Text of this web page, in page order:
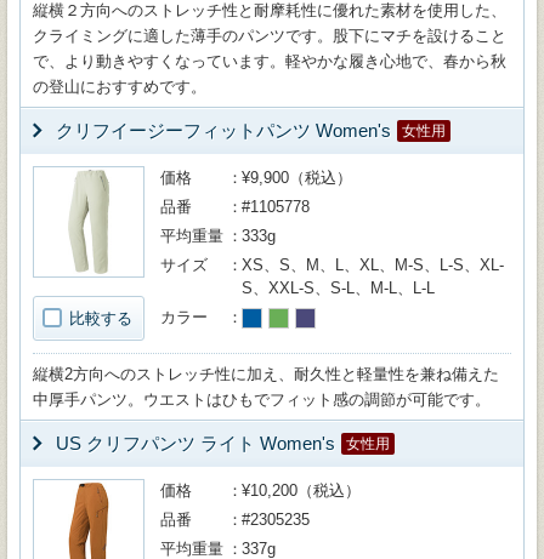
縦横２方向へのストレッチ性と耐摩耗性に優れた素材を使用した、
クライミングに適した薄手のパンツです。股下にマチを設けること
で、より動きやすくなっています。軽やかな履き心地で、春から秋
の登山におすすめです。
クリフイージーフィットパンツ Women's 女性用
比較する
価格
¥9,900（税込）
品番
#1105778
平均重量
333g
サイズ
XS、S、M、L、XL、M-S、L-S、XL-
S、XXL-S、S-L、M-L、L-L
カラー
縦横2方向へのストレッチ性に加え、耐久性と軽量性を兼ね備えた
中厚手パンツ。ウエストはひもでフィット感の調節が可能です。
US クリフパンツ ライト Women's 女性用
価格
¥10,200（税込）
品番
#2305235
平均重量
337g